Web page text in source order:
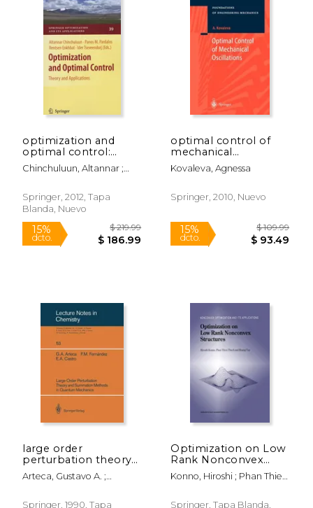
15% $ 54.99 15% $
optimization and
optimal control:
theory and
applications (en
Chinchuluun, Altannar ;
Enkhbat, Rentsen
Springer, 2012, Tapa
Blanda, Nuevo
optimal control of
mechanical
oscillations (en
Inglés)
Kovaleva, Agnessa
Springer, 2010, Nuevo
large order
perturbation theory
and summation
methods in quantum
Arteca, Gustavo A. ;
Castro, Eduardo A.
Springer, 1990, Tapa
Optimization on Low
Rank Nonconvex
Structures (en Inglés)
Konno, Hiroshi ; Phan Thien
Springer, Tapa Blanda,